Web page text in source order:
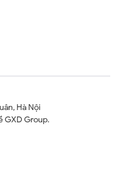
Hà Nội
GXD Group.